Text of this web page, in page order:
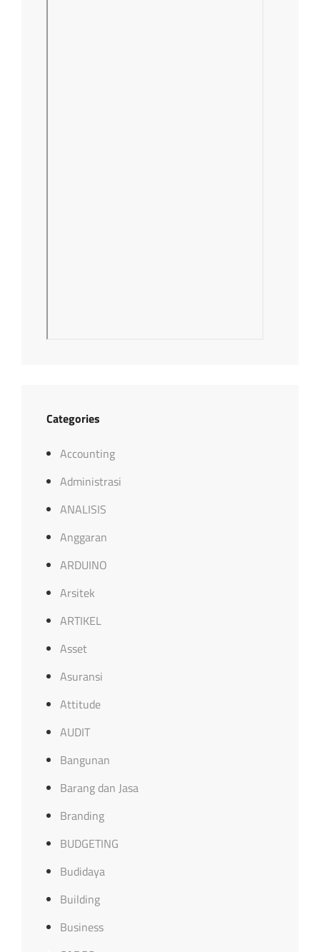
Categories
Accounting
Administrasi
ANALISIS
Anggaran
ARDUINO
Arsitek
ARTIKEL
Asset
Asuransi
Attitude
AUDIT
Bangunan
Barang dan Jasa
Branding
BUDGETING
Budidaya
Building
Business